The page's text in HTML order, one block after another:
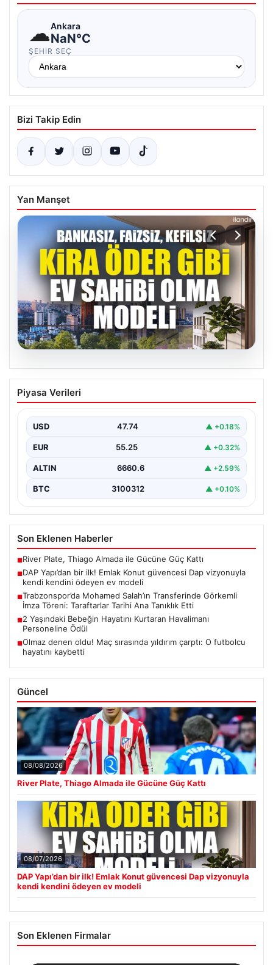
☁Ankara
NaN°C
ŞEHIR SEÇ
Bizi Takip Edin
Yan Manşet
07.08.2026
DAP Yapı’dan bir ilk! Emlak Konut
güvencesi Dap vizyonuyla kendi
{"title": "DAP Yapı’dan Bir İlk: Güvence ve Vizyonla Kendi
Piyasa Verileri
USD 47.74 ▲ +0.18%
EUR 55.25 ▲ +0.32%
ALTIN 6660.6 ▲ +2.59%
BTC 3100312 ▲ +0.10%
Son Eklenen Haberler
■River Plate, Thiago Almada ile Gücüne Güç Kattı
■DAP Yapı’dan bir ilk! Emlak Konut güvencesi Dap vizyonuyla
kendi kendini ödeyen ev modeli
■Trabzonspor’da Mohamed Salah’ın Transferinde Görkemli
İmza Töreni: Taraftarlar Tarihi Ana Tanıklık Etti
■2 Yaşındaki Bebeğin Hayatını Kurtaran Havalimanı
Personeline Ödül
■Olmaz denen oldu! Maç sırasında yıldırım çarptı: O futbolcu
hayatını kaybetti
Güncel
08/08/2026
River Plate, Thiago Almada ile Gücüne Güç Kattı
08/07/2026
DAP Yapı’dan bir ilk! Emlak Konut güvencesi Dap vizyonuyla
kendi kendini ödeyen ev modeli
Son Eklenen Firmalar